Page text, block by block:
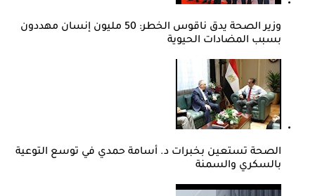
وزير الصحة يدق ناقوس الخطر: 50 مليون إنسان مهددون
بسبب المضادات الحيوية
الصحة تستعين بخبرات د. أسامة حمدي في توسع التوعية
بالسكري والسمنة